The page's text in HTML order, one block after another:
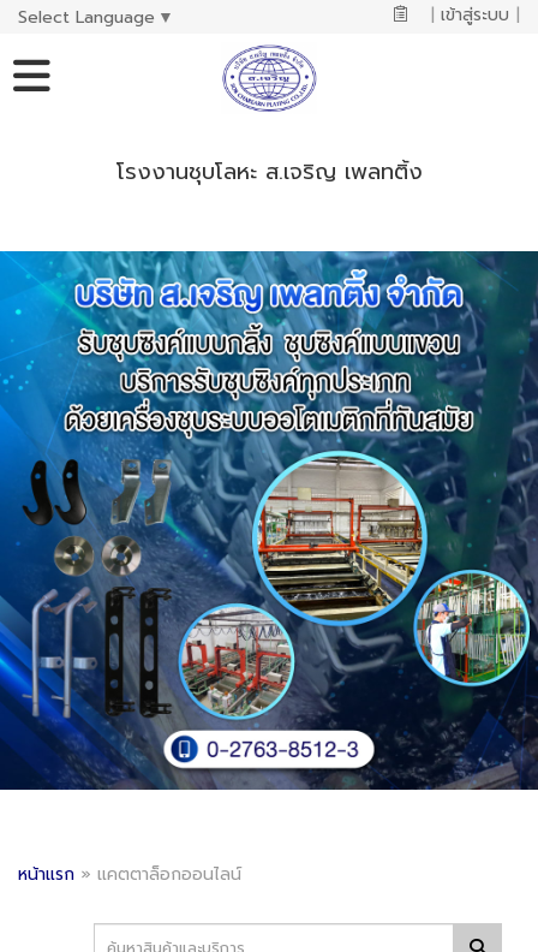
Select Language ▼ | เข้าสู่ระบบ |
โรงงานชุบโลหะ ส.เจริญ เพลทติ้ง
หน้าแรก » แคตตาล็อกออนไลน์